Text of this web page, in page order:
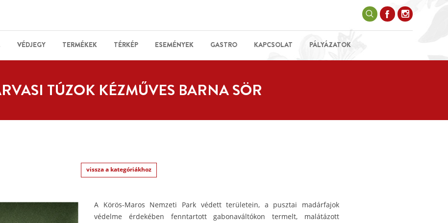
VÉDJEGY TERMÉKEK TÉRKÉP ESEMÉNYEK GASTRO KAPCSOLAT PÁLYÁZATOK
TÚZOK KÉZMŰVES BARNA SÖR
vissza a kategóriákhoz
A Körös-Maros Nemzeti Park védett területein, a pusztai madárfajok
védelme érdekében fenntartott gabonaváltókon termelt, malátázott